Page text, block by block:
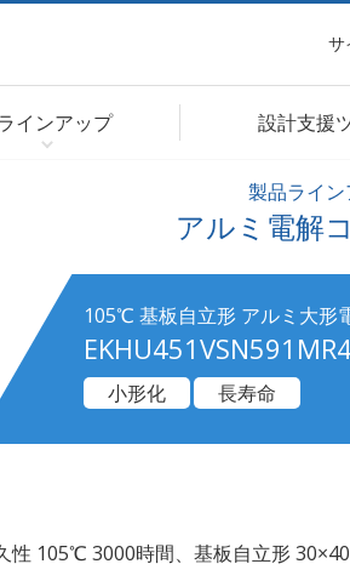
サ
インアップ 設計支援
製品ライ
アルミ電解
105℃ 基板自立形 アルミ大形
小形化
長寿命
性 105℃ 3000時間、基板自立形